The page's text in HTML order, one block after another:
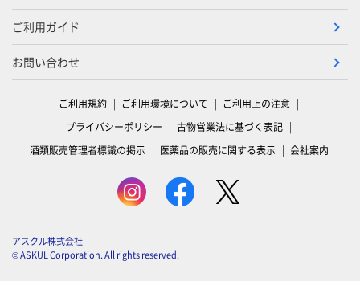
ご利用ガイド
お問い合わせ
ご利用規約 ご利用環境について
ご利用上の注意
プライバシーポリシー
古物営業法に基づく表記
酒類販売管理者標識の掲示
医薬品の販売に関する表示 会社案内
アスクル株式会社
© ASKUL Corporation. All rights reserved.